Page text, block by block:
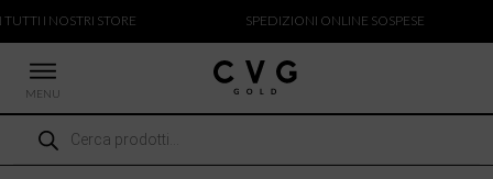
I NOSTRI STORE SPEDIZIONI ONLINE SOSPESE
MENU
Ricerca
prodotti
ARRIVI